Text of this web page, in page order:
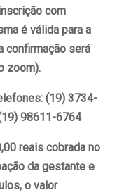
com
é válida para a
confirmação será
zoom).
(19) 3734-
98611-6764
reais cobrada no
da gestante e
o valor